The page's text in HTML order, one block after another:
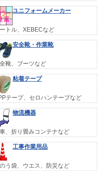
ユニフォームメーカー
トル、XEBECなど
安全靴・作業靴
靴、ブーツなど
粘着テープ
テープ、セロハンテープなど
物流機器
、折り畳みコンテナなど
工事作業用品
う袋、ウエス、防災など